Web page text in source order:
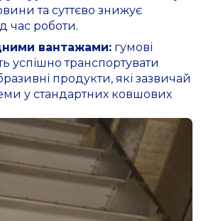
та суттєво знижує
час роботи.
вантажами: гумові
успішно транспортувати
продукти, які зазвичай
у стандартних ковшових